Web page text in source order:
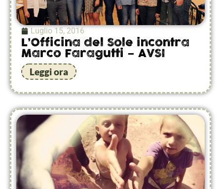
Luglio 15, 2016
L’Officina del Sole incontra
Marco Faragutti – AVSI
Leggi ora